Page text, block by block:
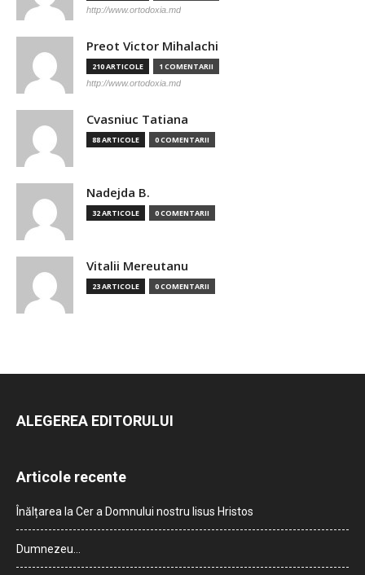
http://www.ortodoxia.md
Preot Victor Mihalachi
210 ARTICOLE 1 COMENTARII
http://www.ortodoxia.md
Cvasniuc Tatiana
88 ARTICOLE 0 COMENTARII
Nadejda B.
32 ARTICOLE 0 COMENTARII
Vitalii Mereutanu
23 ARTICOLE 0 COMENTARII
ALEGEREA EDITORULUI
Articole recente
Înălțarea la Cer a Domnului nostru Iisus Hristos
Dumnezeu…